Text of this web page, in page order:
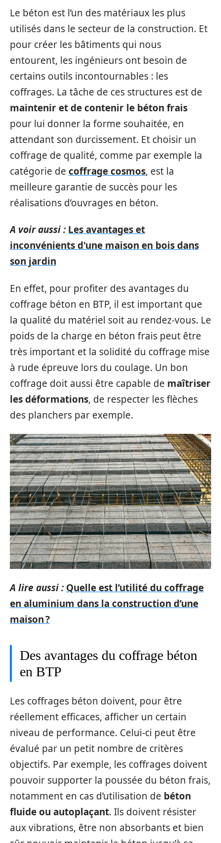
Le béton est l’un des matériaux les plus
utilisés dans le secteur de la construction. Et
pour créer les bâtiments qui nous
entourent, les ingénieurs ont besoin de
certains outils incontournables : les
coffrages. La tâche de ces structures est de
maintenir et de contenir le béton frais
pour lui donner la forme souhaitée, en
attendant son durcissement. Et choisir un
coffrage de qualité, comme par exemple la
catégorie de coffrage cosmos, est la
meilleure garantie de succès pour les
réalisations d’ouvrages en béton.
A voir aussi : Les avantages et
inconvénients d'une maison en bois dans
son jardin
En effet, pour profiter des avantages du
coffrage béton en BTP, il est important que
la qualité du matériel soit au rendez-vous. Le
poids de la charge en béton frais peut être
très important et la solidité du coffrage mise
à rude épreuve lors du coulage. Un bon
coffrage doit aussi être capable de maîtriser
les déformations, de respecter les flèches
des planchers par exemple.
A lire aussi : Quelle est l’utilité du coffrage
en aluminium dans la construction d’une
maison ?
Des avantages du coffrage béton
en BTP
Les coffrages béton doivent, pour être
réellement efficaces, afficher un certain
niveau de performance. Celui-ci peut être
évalué par un petit nombre de critères
objectifs. Par exemple, les coffrages doivent
pouvoir supporter la poussée du béton frais,
notamment en cas d’utilisation de béton
fluide ou autoplaçant. Ils doivent résister
aux vibrations, être non absorbants et bien